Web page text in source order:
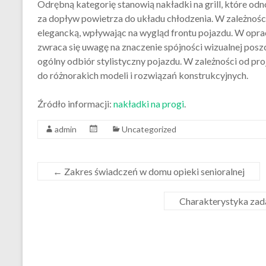
Odrębną kategorię stanowią nakładki na grill, które
za dopływ powietrza do układu chłodzenia. W
elegancką, wpływając na wygląd frontu pojazdu. W
zwraca się uwagę na znaczenie spójności wizualnej
ogólny odbiór stylistyczny pojazdu. W zależności od
do różnorakich modeli i rozwiązań konstrukcyjnych.
Źródło informacji: nakładki na progi.
admin Uncategorized
← Zakres świadczeń w domu opieki senioralnej
Charakterystyka